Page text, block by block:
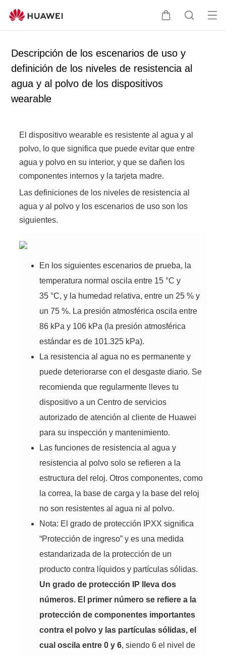
C
r
i
t
B
q
u
Ab
Descripción de los escenarios de uso y
definición de los niveles de resistencia al
agua y al polvo de los dispositivos
wearable
El dispositivo wearable es resistente al agua y al
polvo, lo que significa que puede evitar que entre
agua y polvo en su interior, y que se dañen los
componentes internos y la tarjeta madre.
Las definiciones de los niveles de resistencia al
agua y al polvo y los escenarios de uso son los
siguientes.
En los siguientes escenarios de prueba, la
temperatura normal oscila entre 15 °C y
35 °C, y la humedad relativa, entre un 25 % y
un 75 %. La presión atmosférica oscila entre
86 kPa y 106 kPa (la presión atmosférica
estándar es de 101.325 kPa).
La resistencia al agua no es permanente y
puede deteriorarse con el desgaste diario. Se
recomienda que regularmente lleves tu
dispositivo a un Centro de servicios
autorizado de atención al cliente de Huawei
para su inspección y mantenimiento.
Las funciones de resistencia al agua y
resistencia al polvo solo se refieren a la
estructura del reloj. Otros componentes, como
la correa, la base de carga y la base del reloj
no son resistentes al agua ni al polvo.
Nota: El grado de protección IPXX significa
“Protección de ingreso” y es una medida
estandarizada de la protección de un
producto contra líquidos y partículas sólidas.
Un grado de protección IP lleva dos
números. El primer número se refiere a la
protección de componentes importantes
contra el polvo y las partículas sólidas, el
cual oscila entre 0 y 6, siendo 6 el nivel de